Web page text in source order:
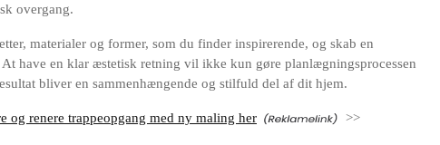
overgang.
materialer og former, som du finder inspirerende, og skab en
have en klar æstetisk retning vil ikke kun gøre planlægningsprocessen
bliver en sammenhængende og stilfuld del af dit hjem.
og renere trappeopgang med ny maling her >>